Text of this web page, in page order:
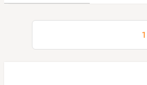
1